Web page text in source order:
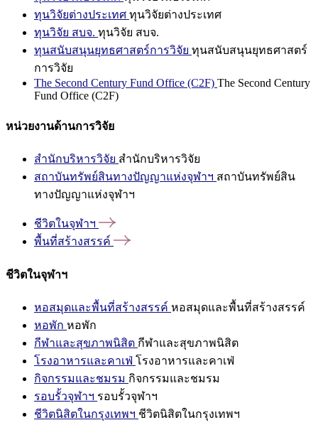
ทุนวิจัยต่างประเทศ ทุนวิจัยต่างประเทศ
ทุนวิจัย สบจ. ทุนวิจัย สบจ.
ทุนสนับสนุนยุทธศาสตร์การวิจัย ทุนสนับสนุนยุทธศาสตร์
การวิจัย
The Second Century Fund Office (C2F) The Second Century
Fund Office (C2F)
หน่วยงานด้านการวิจัย
สำนักบริหารวิจัย สำนักบริหารวิจัย
สถาบันทรัพย์สินทางปัญญาแห่งจุฬาฯ สถาบันทรัพย์สิน
ทางปัญญาแห่งจุฬาฯ
ชีวิตในจุฬาฯ
พื้นที่สร้างสรรค์
ชีวิตในจุฬาฯ
หอสมุดและพื้นที่สร้างสรรค์ หอสมุดและพื้นที่สร้างสรรค์
หอพัก หอพัก
กีฬาและสุขภาพนิสิต กีฬาและสุขภาพนิสิต
โรงอาหารและคาเฟ่ โรงอาหารและคาเฟ่
กิจกรรมและชมรม กิจกรรมและชมรม
รอบรั้วจุฬาฯ รอบรั้วจุฬาฯ
ชีวิตนิสิตในกรุงเทพฯ ชีวิตนิสิตในกรุงเทพฯ